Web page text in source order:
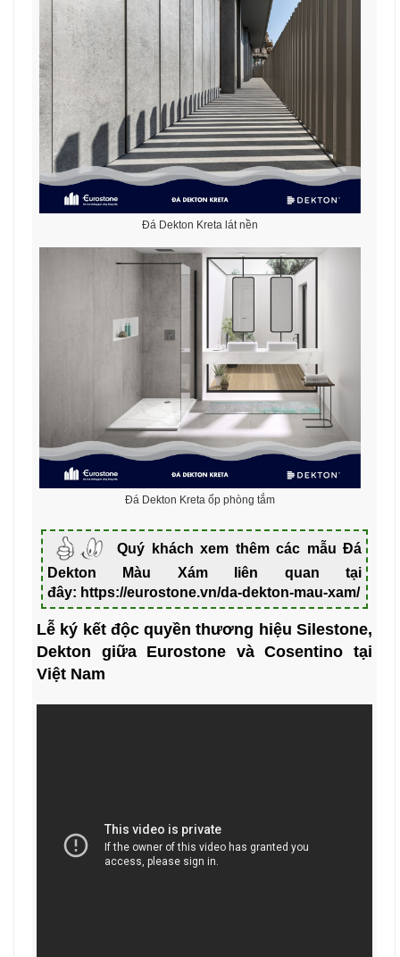
Đá Dekton Kreta lát nền
Đá Dekton Kreta ốp phòng tắm
Quý khách xem thêm các mẫu Đá
Dekton Màu Xám liên quan tại
đây: https://eurostone.vn/da-dekton-mau-xam/
Lễ ký kết độc quyền thương hiệu Silestone,
Dekton giữa Eurostone và Cosentino tại
Việt Nam